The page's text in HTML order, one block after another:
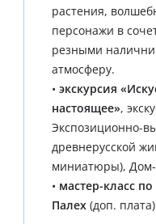
растения,
персонажи в
резными
атмосферу.
• экскурсия
настоящее»,
Экспозиционно-
древнерусской
миниатюры),
• мастер-класс
Палех(доп. плата)